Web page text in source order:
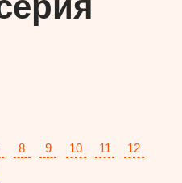
8 9 10 11
12